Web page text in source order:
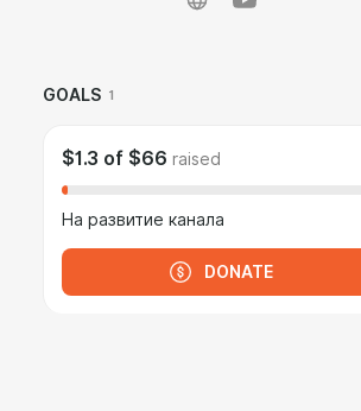
GOALS 1
$1.3 of $66 raised
На развитие канала
DONATE